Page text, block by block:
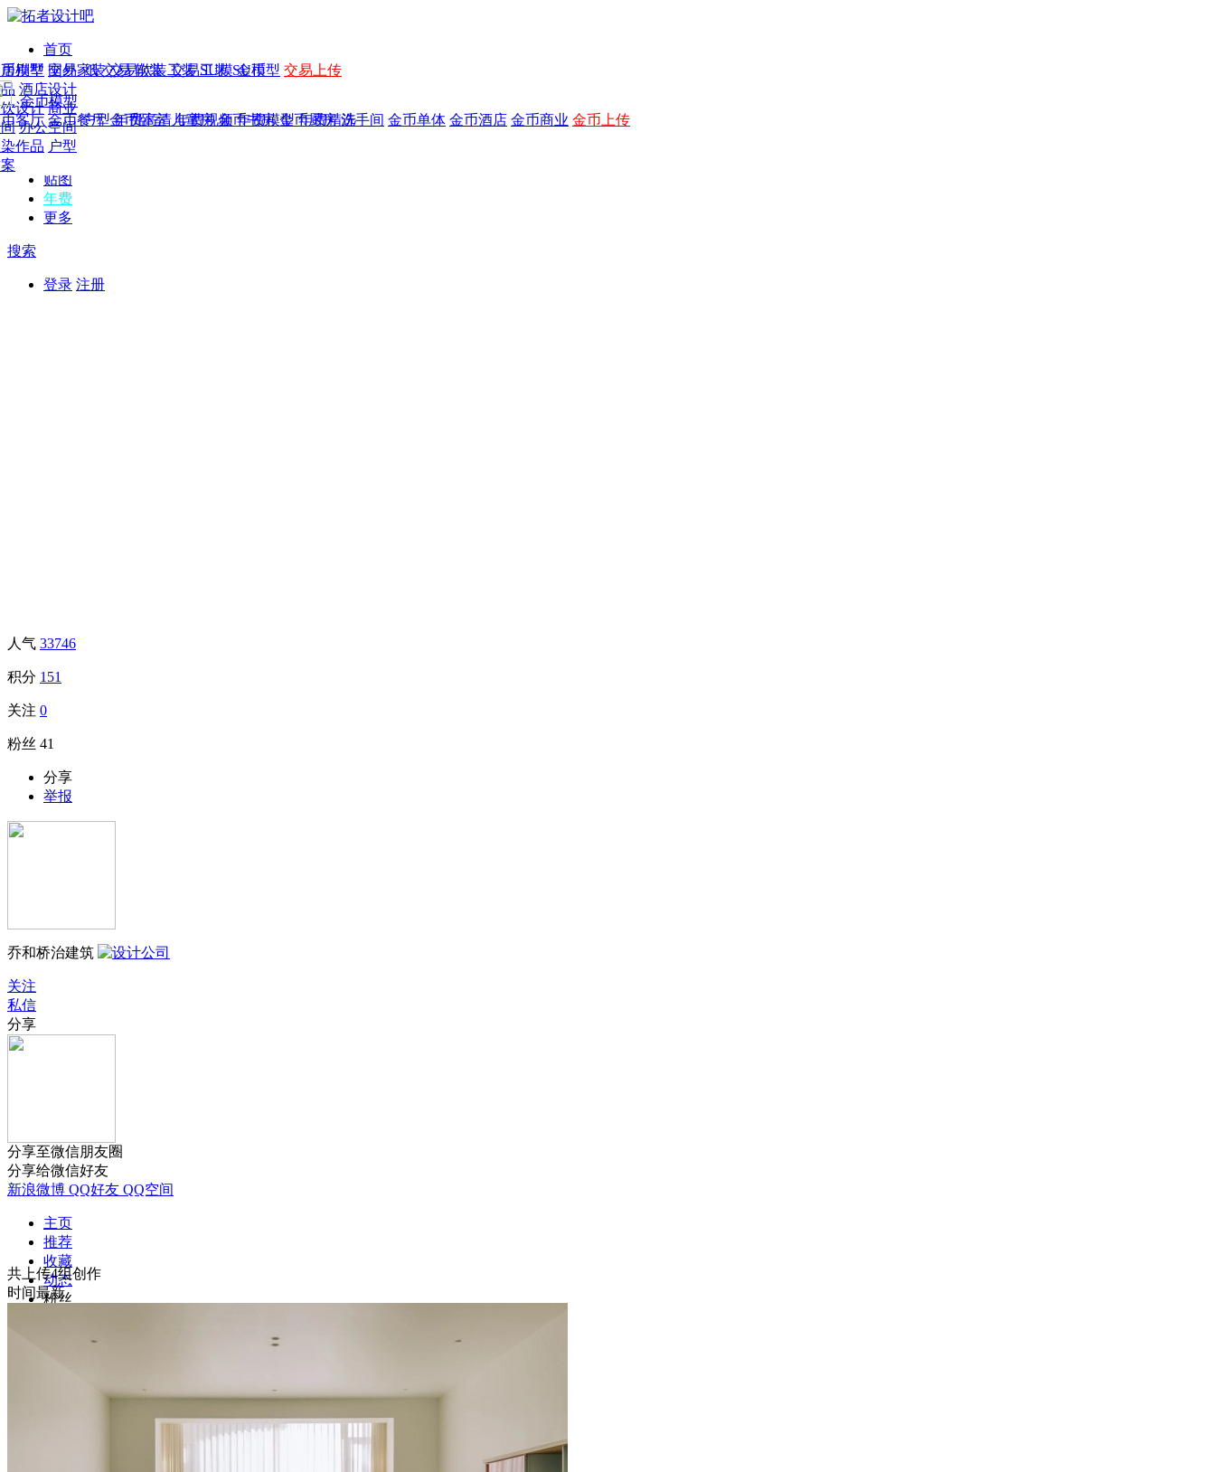
首页
发现
年费 作品 图纸 交易 软装 工装 SU模 金币
年费版块
费图纸 年费户型 年费高清 年费视频 年费模型 年费精选
作品
别墅 国外
酒店设计
设计 商业
办公空间
作品 户型
模型
模型 交易家装 交易软装 交易工装 SU模型 交易上传
金币模型
客厅 金币餐厅 金币卧室 儿童房 金币书房 金币厨房 洗手间 金币单体 金币酒店 金币商业 金币上传
CAD
概念
贴图
年费
更多
搜索
登录 注册
人气 33746
积分 151
关注 0
粉丝 41
分享
举报
乔和桥治建筑
关注
私信
分享
分享至微信朋友圈
分享给微信好友
新浪微博 QQ好友 QQ空间
主页
推荐
收藏
动态
粉丝
共上传4组创作
时间最新